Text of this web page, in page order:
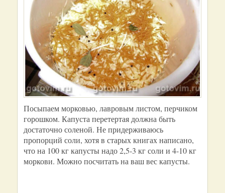
Посыпаем морковью, лавровым листом, перчиком
горошком. Капуста перетертая должна быть
достаточно соленой. Не придерживаюсь
пропорций соли, хотя в старых книгах написано,
что на 100 кг капусты надо 2,5-3 кг соли и 4-10 кг
моркови. Можно посчитать на ваш вес капусты.